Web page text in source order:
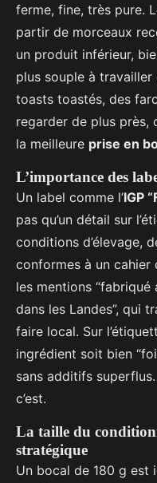
ferme, fine, très pure.
partir de morceaux
un produit inférieur,
plus souple à
toasts toastés, des
regarder de plus près,
la meilleure prise en
L’importance des
Un label comme l’IGP
pas qu’un détail sur
conditions d’élevage,
conformes à un cahier
les mentions “fabriqué
dans les Landes”, qui
faire local. Sur
ingrédient soit bien
sans additifs
c’est.
La taille du
stratégique
Un bocal de 180 g est